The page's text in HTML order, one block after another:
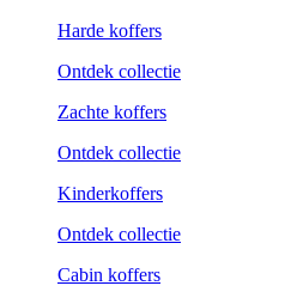
Harde koffers
Ontdek collectie
Zachte koffers
Ontdek collectie
Kinderkoffers
Ontdek collectie
Cabin koffers